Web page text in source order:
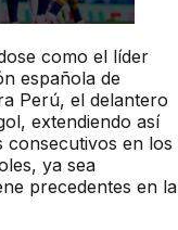
como el líder
española de
Perú, el delantero
extendiendo así
consecutivos en los
ya sea
precedentes en la